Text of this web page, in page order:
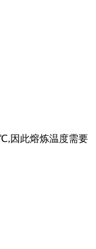
因此熔炼温度需要